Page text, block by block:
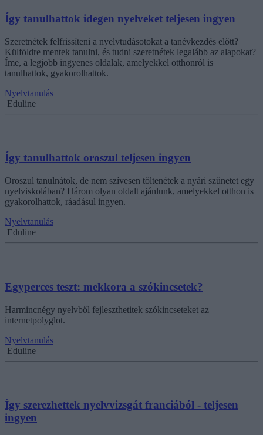
Így tanulhattok idegen nyelveket teljesen ingyen
Szeretnétek felfrissíteni a nyelvtudásotokat a tanévkezdés előtt?
Külföldre mentek tanulni, és tudni szeretnétek legalább az alapokat?
Íme, a legjobb ingyenes oldalak, amelyekkel otthonról is
tanulhattok, gyakorolhattok.
Nyelvtanulás
Eduline
Így tanulhattok oroszul teljesen ingyen
Oroszul tanulnátok, de nem szívesen töltenétek a nyári szünetet egy
nyelviskolában? Három olyan oldalt ajánlunk, amelyekkel otthon is
gyakorolhattok, ráadásul ingyen.
Nyelvtanulás
Eduline
Egyperces teszt: mekkora a szókincsetek?
Harmincnégy nyelvből fejleszthetitek szókincseteket az
internetpolyglot.
Nyelvtanulás
Eduline
Így szerezhettek nyelvvizsgát franciából - teljesen
ingyen